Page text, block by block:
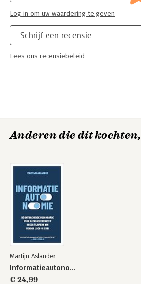
Schrijf een recensie
Lees ons recensiebeleid
Log in om uw waardering te geven
Anderen die dit
Martijn Aslander
Informatieautonomie
€ 24,99